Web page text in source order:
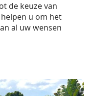
de keuze van
u om het
al uw wensen